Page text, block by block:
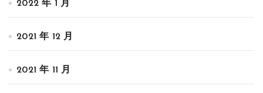
2022 年 1 月
2021 年 12 月
2021 年 11 月